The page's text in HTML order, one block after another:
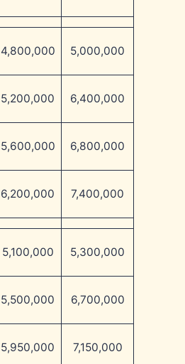
4,800,000 5,000,000
5,200,000 6,400,000
5,600,000 6,800,000
6,200,000 7,400,000
5,100,000 5,300,000
5,500,000 6,700,000
5,950,000 7,150,000